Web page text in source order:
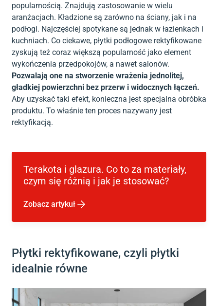
popularnością. Znajdują zastosowanie w wielu
aranżacjach. Kładzione są zarówno na ściany, jak i na
podłogi. Najczęściej spotykane są jednak w łazienkach i
kuchniach. Co ciekawe, płytki podłogowe rektyfikowane
zyskują też coraz większą popularność jako element
wykończenia przedpokojów, a nawet salonów.
Pozwalają one na stworzenie wrażenia jednolitej,
gładkiej powierzchni bez przerw i widocznych łączeń.
Aby uzyskać taki efekt, konieczna jest specjalna obróbka
produktu. To właśnie ten proces nazywany jest
rektyfikacją.
Terakota i glazura. Co to za materiały,
czym się różnią i jak je stosować?
Zobacz artykuł
Płytki rektyfikowane, czyli płytki
idealnie równe